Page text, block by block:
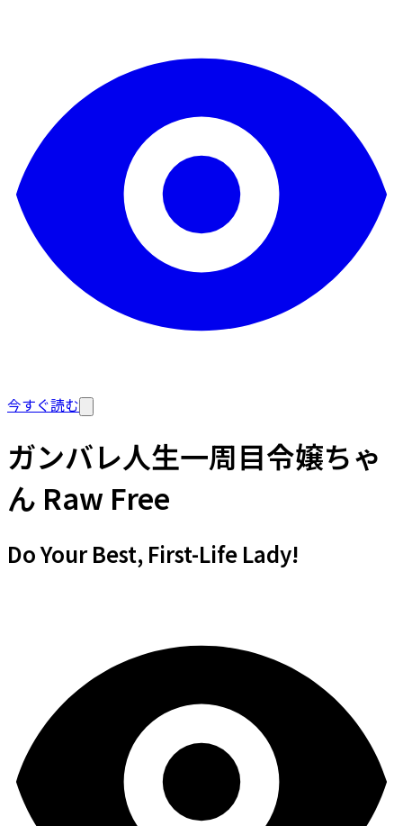
今すぐ読む
ガンバレ人生一周目令嬢ちゃ
ん Raw Free
Do Your Best, First-Life Lady!